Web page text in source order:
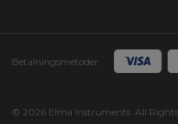
Betalningsmetoder
© 2026 Elma Instruments. All Rights